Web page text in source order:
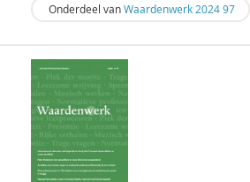
Christoph Henning
Bart Hetebrij
Felix van Hoften
Henriette Hoogenkamp
Rik Hospers
Onderdeel vanWaardenwerk 2024 97